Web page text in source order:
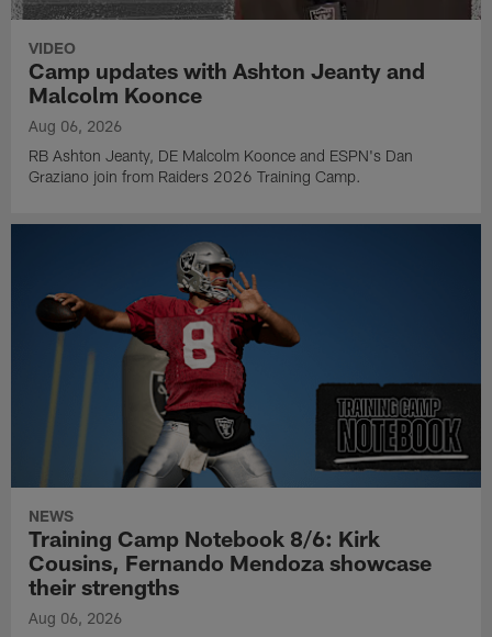
VIDEO
Camp updates with Ashton Jeanty and
Malcolm Koonce
Aug 06, 2026
RB Ashton Jeanty, DE Malcolm Koonce and ESPN's Dan
Graziano join from Raiders 2026 Training Camp.
NEWS
Training Camp Notebook 8/6: Kirk
Cousins, Fernando Mendoza showcase
their strengths
Aug 06, 2026